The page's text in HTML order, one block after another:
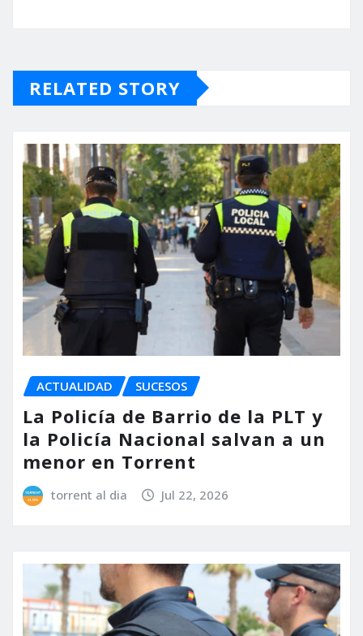
RELATED STORY
ACTUALIDAD SUCESOS
La Policía de Barrio de la PLT y
la Policía Nacional salvan a un
menor en Torrent
torrent al dia Jul 22, 2026